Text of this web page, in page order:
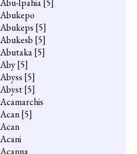
Abu-Ipahia[5]
Abukepo
Abukeps [5]
Abukesb [5]
Abutaka[5]
Aby[5]
Abyss [5]
Abyst[5]
Acamarchis
Acan[5]
Acan
Acani
Acanna